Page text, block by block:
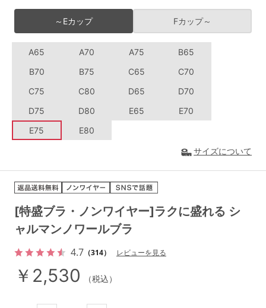
M-AB M-CD M-EF
LL-EF
セールアイテムから探す
セールアイテム
お気に入り
新着アイテム
ランキング
WEB限定アイテム
[特盛ブラ・ノンワイヤー]ラクに盛れる シ
ャルマンノワールブラ
4.7（314） レビューを見る
￥2,530 （税込）
～Eカップ Fカップ～
A65 A70 A75
B65
B70
B75 C65
C70
C75
C80 D65
D70
D75
D80 E65
E70
E75
E80
サイズについて